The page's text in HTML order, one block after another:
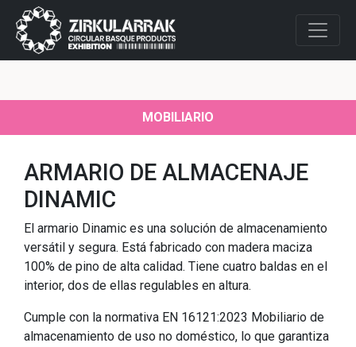
MOBILIARIO
ARMARIO DE ALMACENAJE
DINAMIC
El armario Dinamic es una solución de almacenamiento
versátil y segura. Está fabricado con madera maciza
100% de pino de alta calidad. Tiene cuatro baldas en el
interior, dos de ellas regulables en altura.
Cumple con la normativa EN 16121:2023 Mobiliario de
almacenamiento de uso no doméstico, lo que garantiza